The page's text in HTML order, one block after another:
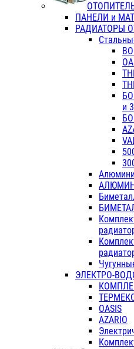
ПАНЕЛИ и
РАДИАТОРЫ
и
ЭЛЕКТРО-
OASIS
AZARIO